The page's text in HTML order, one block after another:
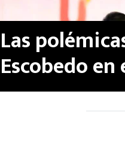
Las
Escobedo
amargaron